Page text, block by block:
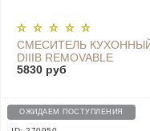
СМЕСИТЕЛЬ
DIIIB REMOVABLE
KITCHEN FAUCET (С
5830 руб
ОЖИДАЕМ ПОСТУПЛЕНИЯ